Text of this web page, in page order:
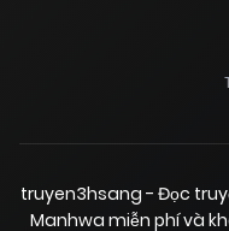
truyen3hsang - Đọc
Manhwa miễn phí và